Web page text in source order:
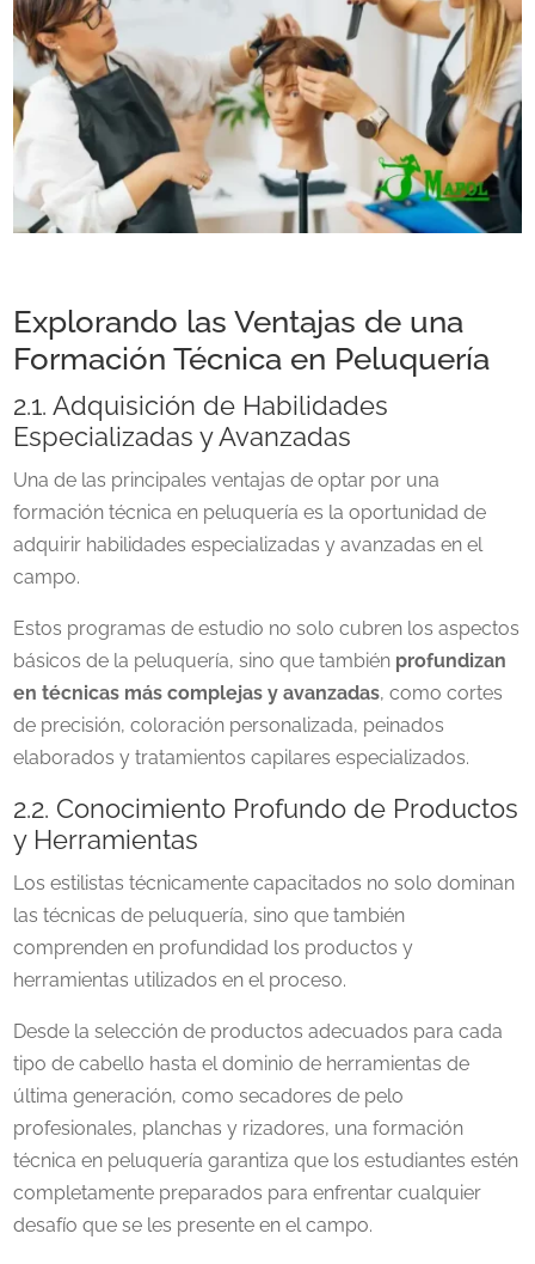
Explorando las Ventajas de una
Formación Técnica en Peluquería
2.1. Adquisición de Habilidades
Especializadas y Avanzadas
Una de las principales ventajas de optar por una
formación técnica en peluquería es la oportunidad de
adquirir habilidades especializadas y avanzadas en el
campo.
Estos programas de estudio no solo cubren los aspectos
básicos de la peluquería, sino que también profundizan
en técnicas más complejas y avanzadas, como cortes
de precisión, coloración personalizada, peinados
elaborados y tratamientos capilares especializados.
2.2. Conocimiento Profundo de Productos
y Herramientas
Los estilistas técnicamente capacitados no solo dominan
las técnicas de peluquería, sino que también
comprenden en profundidad los productos y
herramientas utilizados en el proceso.
Desde la selección de productos adecuados para cada
tipo de cabello hasta el dominio de herramientas de
última generación, como secadores de pelo
profesionales, planchas y rizadores, una formación
técnica en peluquería garantiza que los estudiantes estén
completamente preparados para enfrentar cualquier
desafío que se les presente en el campo.